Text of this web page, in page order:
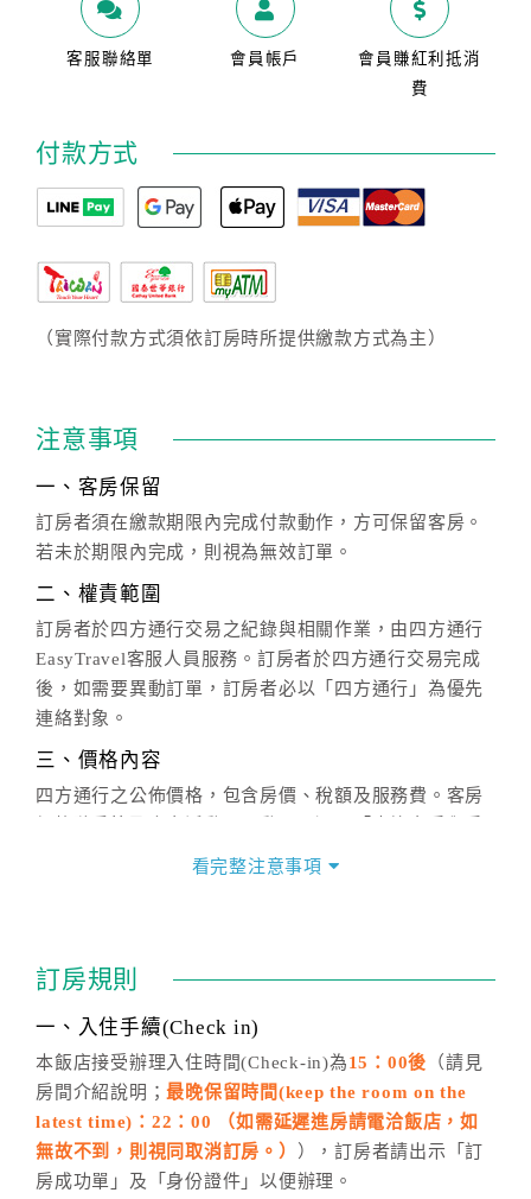
客服聯絡單 會員帳戶
會員賺紅利抵消
費
付款方式
（實際付款方式須依訂房時所提供繳款方式為主）
注意事項
一、客房保留
訂房者須在繳款期限內完成付款動作，方可保留客房。
若未於期限內完成，則視為無效訂單。
二、權責範圍
訂房者於四方通行交易之紀錄與相關作業，由四方通行
EasyTravel客服人員服務。訂房者於四方通行交易完成
後，如需要異動訂單，訂房者必以「四方通行」為優先
連絡對象。
三、價格內容
四方通行之公佈價格，包含房價、稅額及服務費。客房
價」之當日價格為標準。
話方式異動訂單。
※非客服時間之申辦異動，皆為次日計算及辦理。
五、客服時間
週一至週日，上午9:00～晚上6:00
六、聯絡方式
週一至週日： 客服聯絡單 、 LINE@、電話：
看完整注意事項
訂房規則
一、入住手續(Check in)
本飯店接受辦理入住時間(Check-in)為15：00後 （請見
房間介紹說明；最晚保留時間(keep the room on the
latest time)：22：00 （如需延遲進房請電洽飯店，如
無故不到，則視同取消訂房。）
），訂房者請出示「訂
房成功單」及「身份證件」以便辦理。